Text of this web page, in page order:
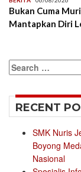
Bukan Cuma
Mantapkan Diri
Search
for:
RECENT
SMK Nuris
Boyong
Nasional